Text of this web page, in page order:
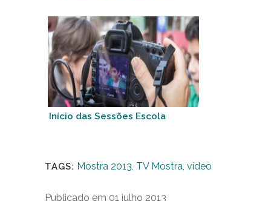
Início das Sessões Escola
TAGS: Mostra 2013, TV Mostra, vídeo
Publicado em 01 julho 2013